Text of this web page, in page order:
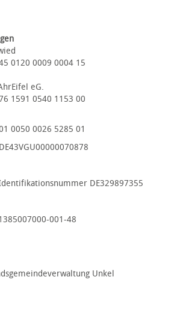
0120 0009 0004 15
eG.
1591 0540 1153 00
0050 0026 5285 01
DE329897355
001-48
Unkel